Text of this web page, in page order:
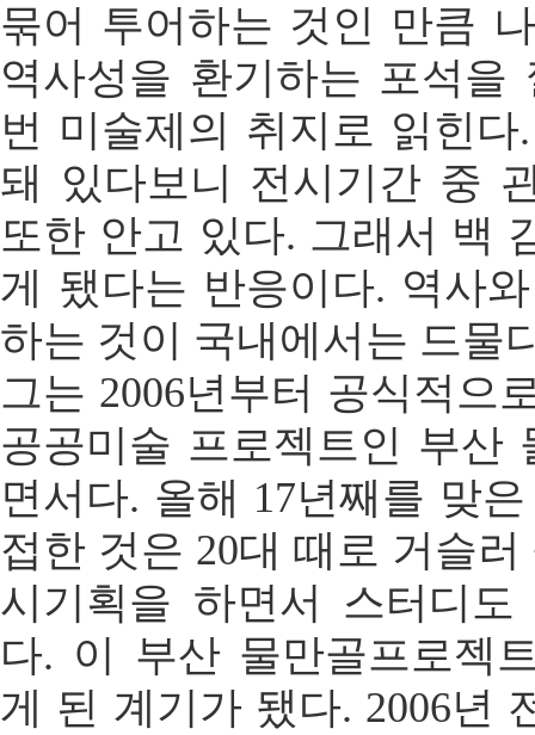
묶어 투어하는 것인 만큼
역사성을 환기하는 포석
번 미술제의 취지로 읽힌
돼 있다보니 전시기간 중
또한 안고 있다. 그래서 백
게 됐다는 반응이다. 역사
하는 것이 국내에서는 드물
그는 2006년부터 공식적으
공공미술 프로젝트인 부산
면서다. 올해 17년째를 맞
접한 것은 20대 때로 거슬
시기획을 하면서 스터디
다. 이 부산 물만골프로젝
게 된 계기가 됐다. 2006년